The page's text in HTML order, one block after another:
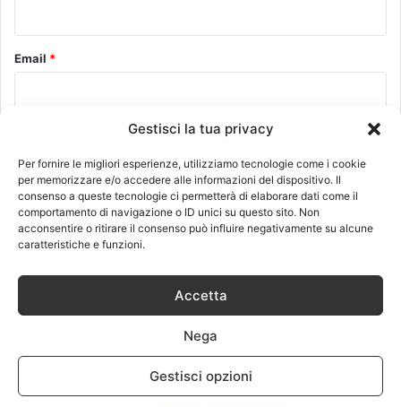
Gestisci la tua privacy
Per fornire le migliori esperienze, utilizziamo tecnologie come i cookie
per memorizzare e/o accedere alle informazioni del dispositivo. Il
consenso a queste tecnologie ci permetterà di elaborare dati come il
comportamento di navigazione o ID unici su questo sito. Non
acconsentire o ritirare il consenso può influire negativamente su alcune
caratteristiche e funzioni.
Accetta
Nega
Gestisci opzioni
Email *
Questo sito utilizza Akismet per ridurre lo spam.
vengono elaborati i dati derivati dai commenti.
Più visitati